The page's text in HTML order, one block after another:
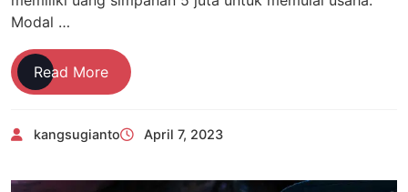
Modal …
Read MoreWarung
Sembako
5
Ini
kangsugianto April 7, 2023